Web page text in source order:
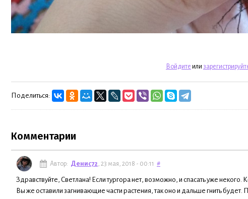
Войдите или
Поделиться:
Комментарии
Автор: Денис72 , 23 мая, 2018 - 00:11 #
Здравствуйте, Светлана! Если тургора нет, возможно, и спасать уже
Вы же оставили загнивающие части растения, так оно и дальше гнить будет.